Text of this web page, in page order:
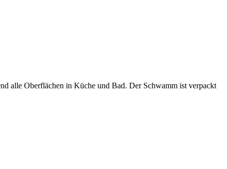
alle Oberflächen in Küche und Bad. Der Schwamm ist verpackt